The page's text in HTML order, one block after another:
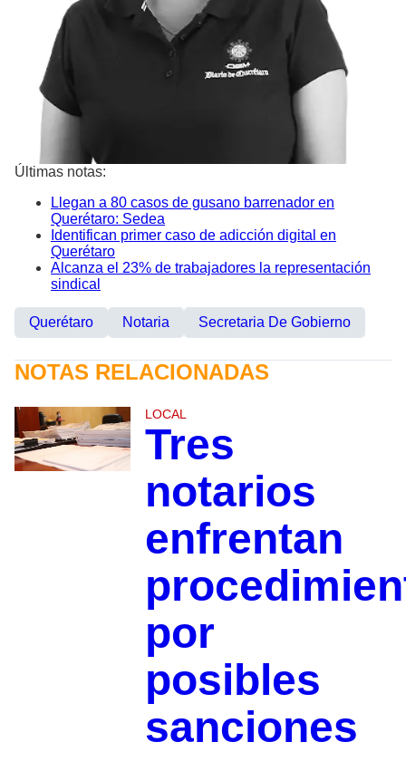
Últimas notas:
Llegan a 80 casos de gusano barrenador en
Querétaro: Sedea
Identifican primer caso de adicción digital en
Querétaro
Alcanza el 23% de trabajadores la representación
sindical
Querétaro Notaria Secretaria De Gobierno
NOTAS RELACIONADAS
LOCAL
Tres
notarios
enfrentan
por
posibles
sanciones